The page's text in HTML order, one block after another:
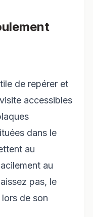
de repérer et
accessibles
dans le
au
au
pas, le
de son